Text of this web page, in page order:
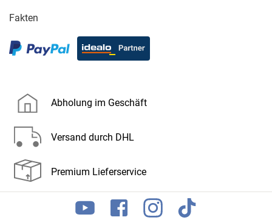
Fakten
Abholung im Geschäft
Versand durch DHL
Premium Lieferservice